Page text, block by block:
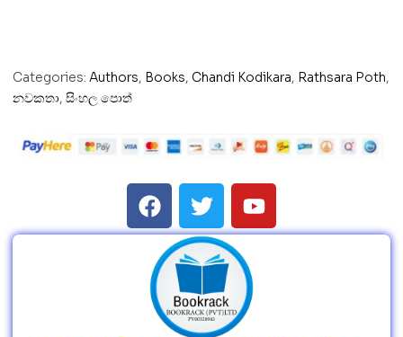
Categories: Authors, Books, Chandi Kodikara, Rathsara Poth,
නවකතා, සිංහල පොත්